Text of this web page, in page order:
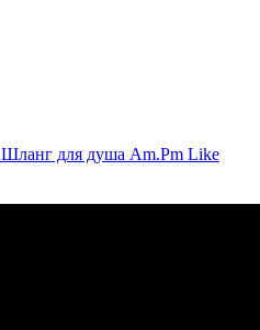
Шланг для душа Am.Pm Like